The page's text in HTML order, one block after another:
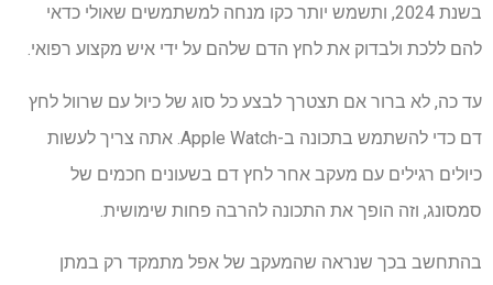
בשנת 2024, ותשמש יותר כקו מנחה למשתמשים שאולי כדאי
להם ללכת ולבדוק את לחץ הדם שלהם על ידי איש מקצוע רפואי.
עד כה, לא ברור אם תצטרך לבצע כל סוג של כיול עם שרוול לחץ
דם כדי להשתמש בתכונה ב-Apple Watch. אתה צריך לעשות
כיולים רגילים עם מעקב אחר לחץ דם בשעונים חכמים של
סמסונג, וזה הופך את התכונה להרבה פחות שימושית.
בהתחשב בכך שנראה שהמעקב של אפל מתמקד רק במתן